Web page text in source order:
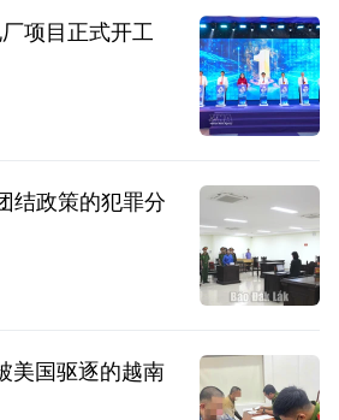
项目正式开工
结政策的犯罪分
美国驱逐的越南